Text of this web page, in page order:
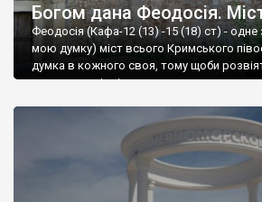
Богом дана Феодосія.
Феодосія (Кафа-12 (13) -15 (18) ст) - одне
мою думку) міст всього Кримського
думка в кожного своя, тому щоби
запрошую відвідати це